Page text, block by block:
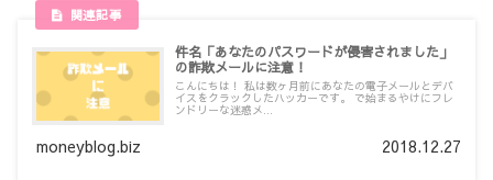
件名「あなたのパスワードが侵害されました」
の詐欺メールに注意！
こんにちは！ 私は数ヶ月前にあなたの電子メールとデバ
イスをクラックしたハッカーです。 で始まるやけにフレ
ンドリーな迷惑メ...
moneyblog.biz 2018.12.27